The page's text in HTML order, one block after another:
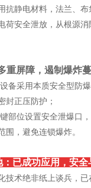
抗静电材料，法兰、
荷安全泄放，从根源
重屏障，遏制爆炸
备采用本质安全型防爆
封正压防护；
部位设置安全泄爆口
围，避免连锁爆炸。
：已成功应用，安全
技术绝非纸上谈兵，